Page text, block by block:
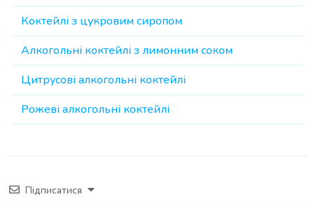
Коктейлі з цукровим сиропом
Алкогольні коктейлі з лимонним соком
Цитрусові алкогольні коктейлі
Рожеві алкогольні коктейлі
Підписатися